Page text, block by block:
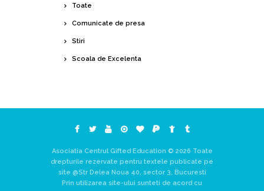
Toate
Comunicate de presa
Stiri
Scoala de Excelenta
Asociatia Centrul Gifted Education © 2026 Toate
drepturile rezervate pentru textele publicate pe
site @Str Delea Noua 40, sector 3, Bucuresti
Prin utilizarea site-ului sunteti de acord cu